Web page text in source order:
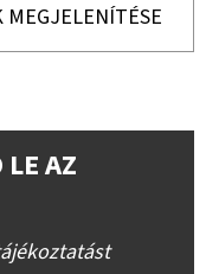
MEGJELENÍTÉSE
AZ